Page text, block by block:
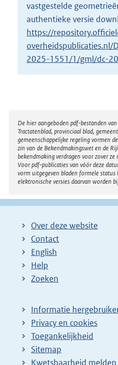
vastgestelde
authentieke versie
https://
overheidspublicaties.nl/
2025-1551/1/gml/dc-
Disclaimer
De hier aangeboden pdf-bestanden
Tractatenblad, provinciaal blad,
gemeenschappelijke regeling vormen
zin van de Bekendmakingswet en de
bekendmaking verdragen voor zover
Voor pdf-publicaties van vóór deze
vorm uitgegeven bladen formele status
elektronische versies daarvan worden
Over deze website
Contact
English
Help
Zoeken
Informatie
Privacy en cookies
Toegankelijkheid
Sitemap
E
Kwetsbaarheid melden